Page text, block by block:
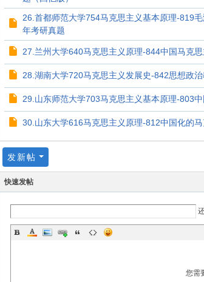
26.首都师范大学754马克思主义基本原理-819
年考研真题
27.兰州大学640马克思主义原理-844中国马克
28.湖南大学720马克思主义发展史-842思想政
29.山东师范大学703马克思主义基本原理-803
30.山东大学616马克思主义原理-812中国化的
发新帖
快速发帖
您需